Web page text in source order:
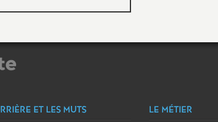
ET LES MUTS LE MÉTIER